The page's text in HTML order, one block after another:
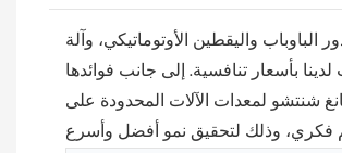
واليقطين الأوتوماتيكي، وآلة
بأسعار تنافسية. إلى جانب فوائدها
شنتشو لمعدات الآلات المحدودة على